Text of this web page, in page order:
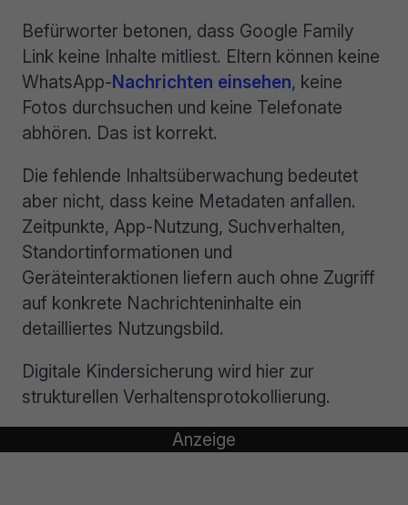
Befürworter betonen, dass Google Family
Link keine Inhalte mitliest. Eltern können keine
WhatsApp-Nachrichten einsehen, keine
Fotos durchsuchen und keine Telefonate
abhören. Das ist korrekt.
Die fehlende Inhaltsüberwachung bedeutet
aber nicht, dass keine Metadaten anfallen.
Zeitpunkte, App-Nutzung, Suchverhalten,
Standortinformationen und
Geräteinteraktionen liefern auch ohne Zugriff
auf konkrete Nachrichteninhalte ein
detailliertes Nutzungsbild.
Digitale Kindersicherung wird hier zur
strukturellen Verhaltensprotokollierung.